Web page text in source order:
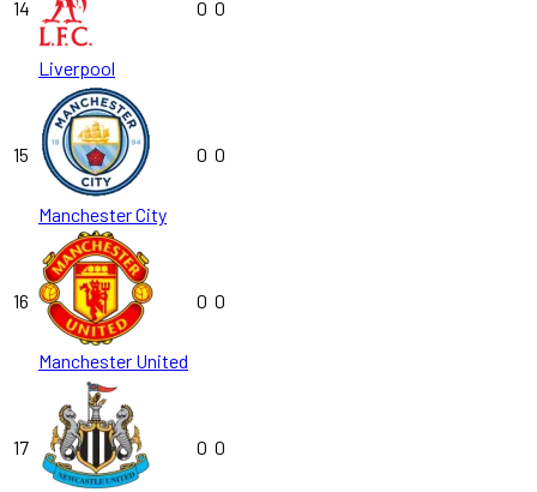
14
Liverpool
0 0
15
Manchester City
0 0
16
Manchester United
0 0
17 0 0